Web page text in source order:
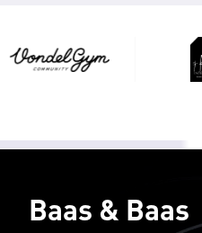
Baas & Baas